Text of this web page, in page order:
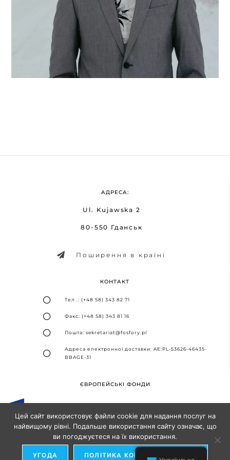
АДРЕСА:
Ul. Kujawska 2
80-550 Гданськ
Поширення в країні
КОНТАКТ
Тел .: (+48 58) 343 82 71
Факс: (+48 58) 343 81 16
Пошта: sekretariat@fosfory.pl
Адреса електронної доставки: AE:PL-53626-46435-
BBAGE-31
ЄВРОПЕЙСЬКІ ФОНДИ
Дизайн та впровадження - Агентство SEO-партнерів
Цей сайт використовує файли cookie для надання послуг на
найвищому рівні. Подальше використання сайту означає, що
ви погоджуєтеся на їх використання.
УГОДА ПОЛІТИКА КОНФІДЕНЦІЙНОСТІ